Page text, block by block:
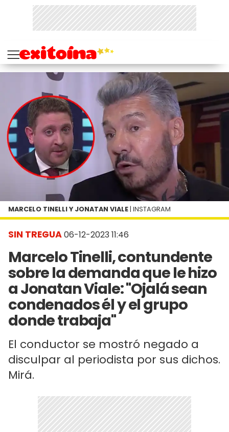
SIN TREGUA06-12-2023 11:46
Marcelo Tinelli, contundente
sobre la demanda que le hizo
a Jonatan Viale: "Ojalá sean
condenados él y el grupo
donde trabaja"
El conductor se mostró negado a
disculpar al periodista por sus dichos.
Mirá.
MARCELO TINELLI Y JONATAN VIALE | INSTAGRAM